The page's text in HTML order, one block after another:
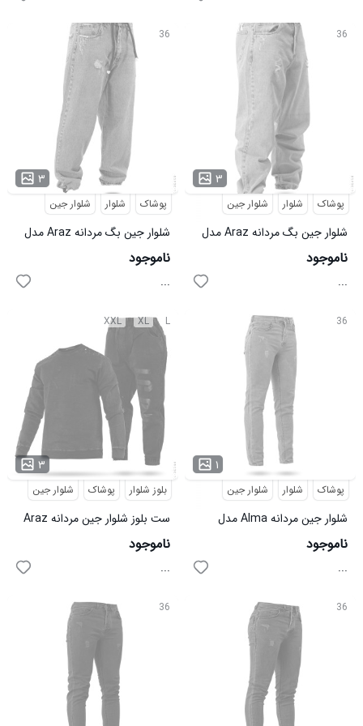
36
۳
پوشاک شلوار شلوار جین
شلوار جین بگ مردانه Araz مدل
36459
ناموجود
...
36
۳
پوشاک شلوار شلوار جین
شلوار جین بگ مردانه Araz مدل
36458
ناموجود
...
L
XL
XXL
۳
بلوز شلوار پوشاک شلوار جین
ست بلوز شلوار جین مردانه Araz
مدل 36344
ناموجود
...
36
۱
پوشاک شلوار شلوار جین
شلوار جین مردانه Alma مدل
34214
ناموجود
...
36 36